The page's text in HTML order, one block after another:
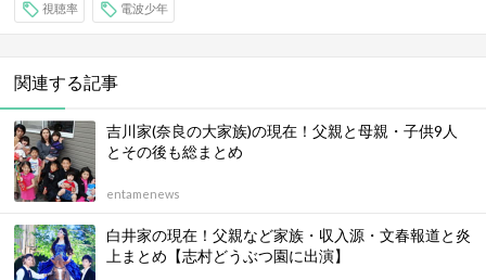
視聴率 電波少年
関連する記事
吉川家(奈良の大家族)の現在！父親と母親・子供9人
とその後も総まとめ
entamenews
白井家の現在！父親など家族・収入源・文春報道と炎
上まとめ【志村どうぶつ園に出演】